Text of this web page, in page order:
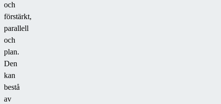
och
förstärkt,
parallell
och
plan.
Den
kan
bestå
av